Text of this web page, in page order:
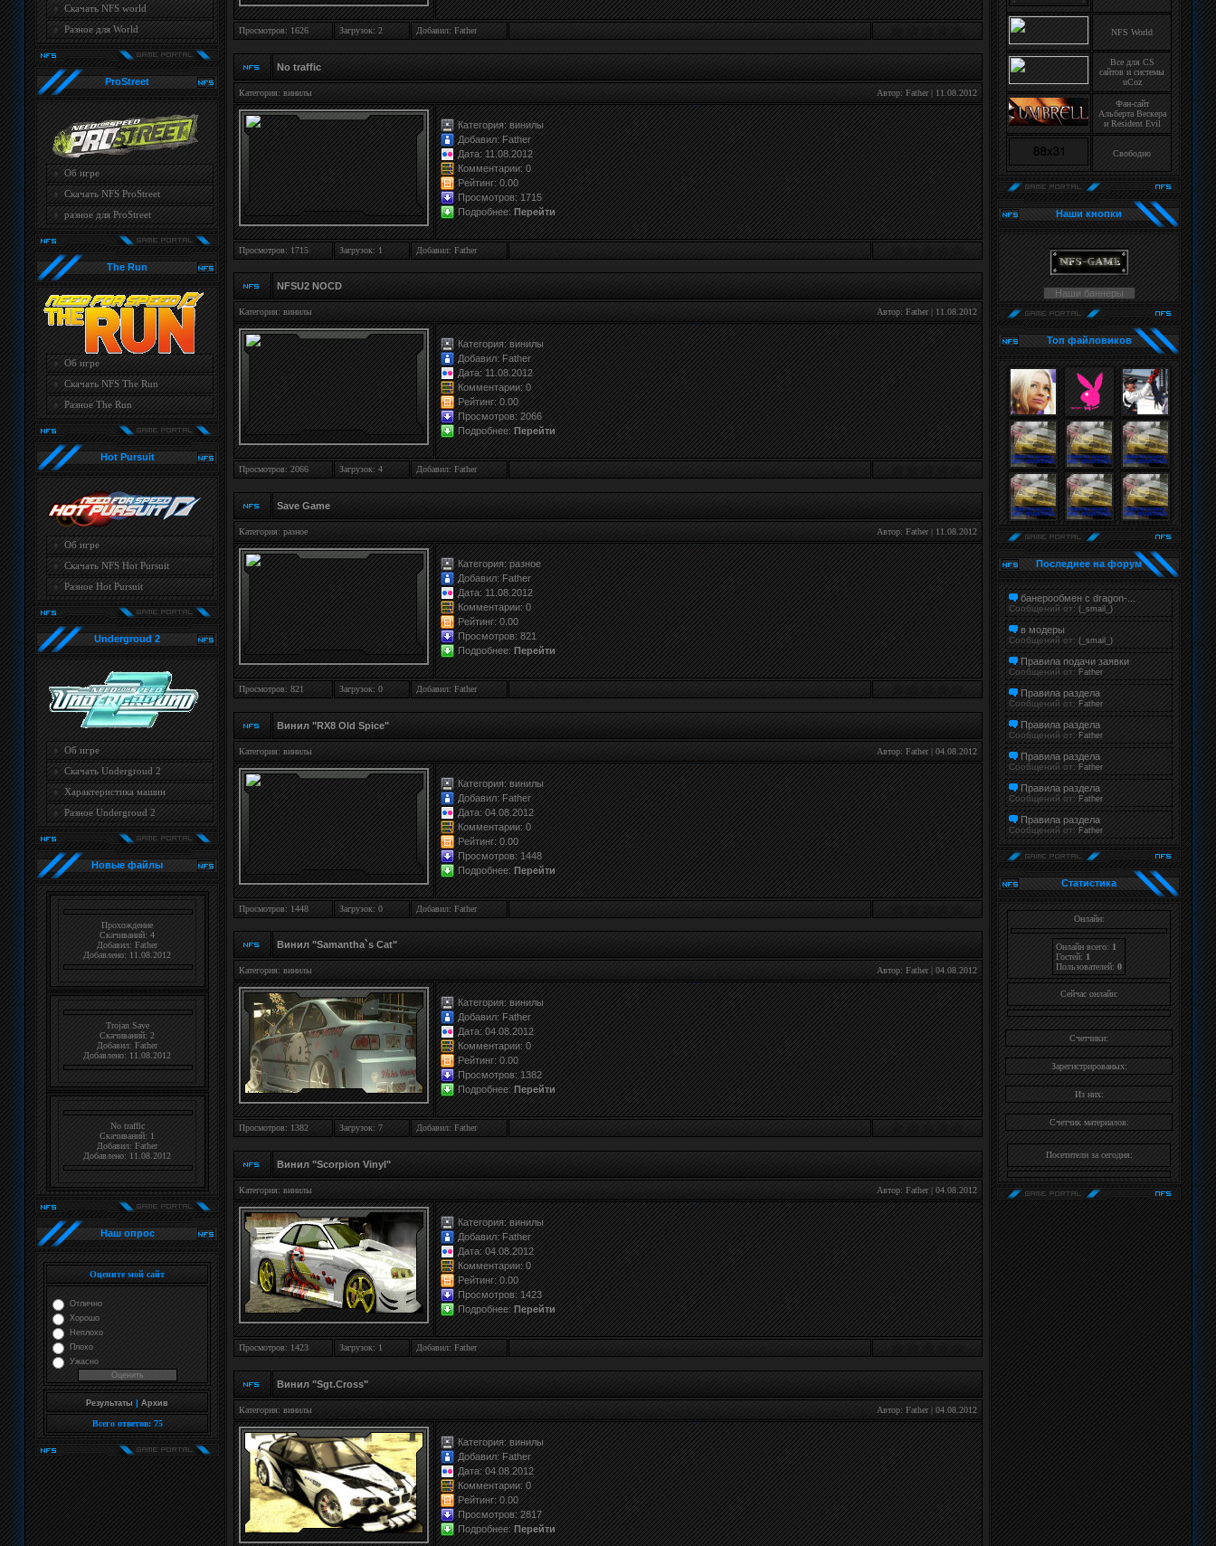
Скачать NFS world
Разное для World
ProStreet
Об игре
Скачать NFS ProStreet
разное для ProStreet
The Run
Об игре
Скачать NFS The Run
Разное The Run
Hot Pursuit
Об игре
Скачать NFS Hot Pursuit
Разное Hot Pursuit
Undergroud 2
Об игре
Cкачать Undergroud 2
Характеристика машин
Разное Undergroud 2
Новые файлы
Прохождение
Скачиваний: 4
Добавил: Father
Добавлено: 11.08.2012
Trojan Save
Скачиваний: 2
Добавил: Father
Добавлено: 11.08.2012
No traffic
Скачиваний: 1
Добавил: Father
Добавлено: 11.08.2012
Наш опрос
Оцените мой сайт
Отлично
Хорошо
Неплохо
Плохо
Ужасно
Результаты | Архив
Всего ответов: 75
Просмотров: 1626 Загрузок: 2 Добавил: Father
No traffic
Категория: винилы Автор: Father| 11.08.2012
Категория:винилы
Добавил:Father
Дата: 11.08.2012
Комментарии: 0
Рейтинг:0.00
Просмотров: 1715
Подробнее:Перейти
Просмотров: 1715 Загрузок: 1 Добавил: Father
NFSU2 NOCD
Категория: винилы Автор: Father| 11.08.2012
Категория:винилы
Добавил:Father
Дата: 11.08.2012
Комментарии: 0
Рейтинг:0.00
Просмотров: 2066
Подробнее:Перейти
Просмотров: 2066 Загрузок: 4 Добавил: Father
Save Game
Категория: разное Автор: Father| 11.08.2012
Категория:разное
Добавил:Father
Дата: 11.08.2012
Комментарии: 0
Рейтинг:0.00
Просмотров: 821
Подробнее:Перейти
Просмотров: 821 Загрузок: 0 Добавил: Father
Винил "RX8 Old Spice"
Категория: винилы Автор: Father| 04.08.2012
Категория:винилы
Добавил:Father
Дата: 04.08.2012
Комментарии: 0
Рейтинг:0.00
Просмотров: 1448
Подробнее:Перейти
Просмотров: 1448 Загрузок: 0 Добавил: Father
Винил "Samantha`s Cat"
Категория: винилы Автор: Father| 04.08.2012
Категория:винилы
Добавил:Father
Дата: 04.08.2012
Комментарии: 0
Рейтинг:0.00
Просмотров: 1382
Подробнее:Перейти
Просмотров: 1382 Загрузок: 7 Добавил: Father
Винил "Scorpion Vinyl"
Категория: винилы Автор: Father| 04.08.2012
Категория:винилы
Добавил:Father
Дата: 04.08.2012
Комментарии: 0
Рейтинг:0.00
Просмотров: 1423
Подробнее:Перейти
Просмотров: 1423 Загрузок: 1 Добавил: Father
Винил "Sgt.Cross"
Категория: винилы Автор: Father| 04.08.2012
Категория:винилы
Добавил:Father
Дата: 04.08.2012
Комментарии: 0
Рейтинг:0.00
Просмотров: 2817
Подробнее:Перейти
NFS World
Все для CS
сайтов и системы
uCoz
Фан-сайт
Альберта Вескера
и Resident Evil
Свободно
Наши кнопки
Наши баннеры
Топ файловиков
Последнее на форум
банерообмен с dragon-...
Сообщений от: (_smail_)
в модеры
Сообщений от: (_smail_)
Правила подачи заявки
Сообщений от: Father
Правила раздела
Сообщений от: Father
Правила раздела
Сообщений от: Father
Правила раздела
Сообщений от: Father
Правила раздела
Сообщений от: Father
Правила раздела
Сообщений от: Father
Cтатистика
Онлайн:
Онлайн всего: 1
Гостей: 1
Пользователей: 0
Cейчас онлайн:
Счетчики:
Зарегистрированых:
Из них:
Счетчик материалов:
Посетители за сегодня: